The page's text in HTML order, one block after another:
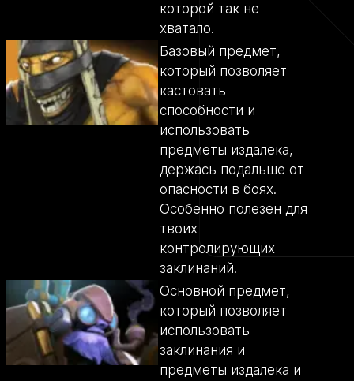
которой так не
хватало.
Базовый предмет,
который позволяет
кастовать
способности и
использовать
предметы издалека,
держась подальше от
опасности в боях.
Особенно полезен для
твоих
контролирующих
заклинаний.
Основной предмет,
который позволяет
использовать
заклинания и
предметы издалека и